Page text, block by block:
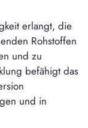
erlangt, die
Rohstoffen
und zu
befähigt das
und in